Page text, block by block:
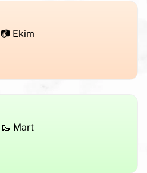
📷 Ekim
🥾 Mart